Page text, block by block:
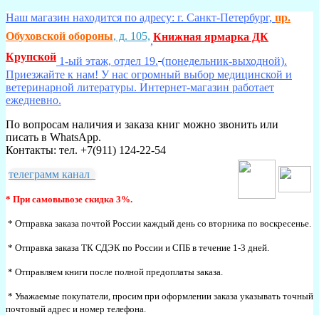
Наш магазин находится по адресу: г. Санкт-Петербург, пр.
Обуховской обороны, д. 105,,Книжная ярмарка ДК
Крупской 1-ый этаж, отдел 19. (понедельник-выходной).
Приезжайте к нам! У нас огромный выбор медицинской и
ветеринарной литературы. Интернет-магазин работает
ежедневно.
По вопросам наличия и заказа книг можно звонить или
писать в WhatsApp.
Контакты: тел. +7(911) 124-22-54
телеграмм канал
* При самовывозе скидка 3%.
* Отправка заказа почтой России каждый день со вторника по воскресенье.
* Отправка заказа ТК СДЭК по России и СПБ в течение 1-3 дней.
* Отправляем книги после полной предоплаты заказа.
* Уважаемые покупатели, просим при оформлении заказа указывать точный
почтовый адрес и номер телефона.